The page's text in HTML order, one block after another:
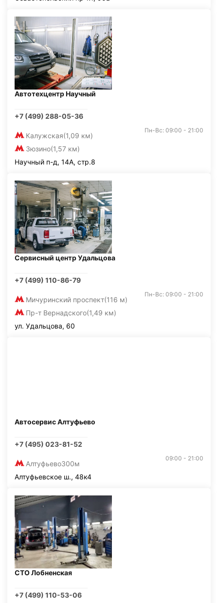
Автотехцентр Научный
+7 (499) 288-05-36
Калужская(1,09 км)
Зюзино(1,57 км)
Пн-Вс: 09:00 - 21:00
Научный п-д, 14А, стр.8
Сервисный центр Удальцова
+7 (499) 110-86-79
Мичуринский проспект(116 м)
Пр-т Вернадского(1,49 км)
Пн-Вс: 09:00 - 21:00
ул. Удальцова, 60
Автосервис Алтуфьево
+7 (495) 023-81-52
Алтуфьево300м
09:00 - 21:00
Алтуфьевское ш., 48к4
СТО Лобненская
+7 (499) 110-53-06